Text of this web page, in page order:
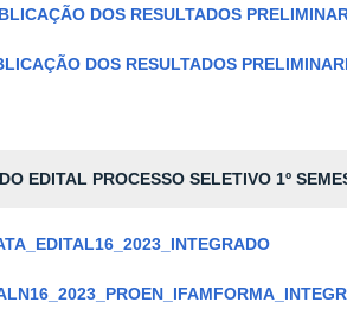
DOS RESULTADOS
DOS RESULTADOS
EDITAL PROCESSO SELETIVO 1º